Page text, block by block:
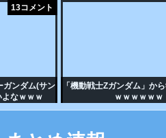
13コメント
ガンダム(サン
なｗｗｗ
「機動戦士Zガンダム」か
ｗｗｗｗｗｗ